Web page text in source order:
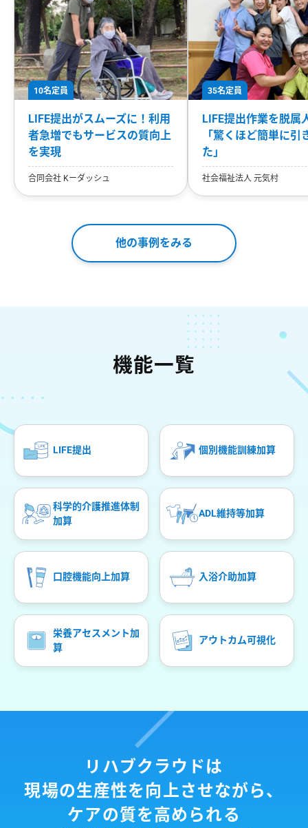
10名定員
LIFE提出がスムーズに！利用
者急増でもサービスの質向上
を実現
合同会社 Kーダッシュ
35名定員
LIFE提出作業を脱属
「驚くほど簡単に引
た」
社会福祉法人 元気村
他の事例をみる
機能一覧
LIFE提出 個別機能訓練加算
科学的介護推進体制
加算
ADL維持等加算
口腔機能向上加算 入浴介助加算
栄養アセスメント加
算
アウトカム可視化
リハブクラウドは
現場の生産性を向上させながら、
ケアの質を高められる